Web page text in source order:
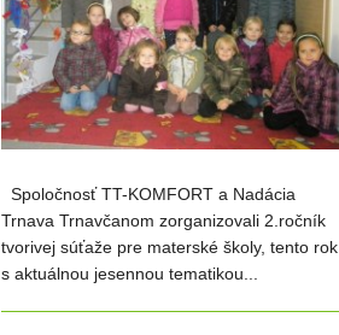
Spoločnosť TT-KOMFORT a Nadácia
Trnava Trnavčanom zorganizovali 2.ročník
tvorivej súťaže pre materské školy, tento rok
s aktuálnou jesennou tematikou...